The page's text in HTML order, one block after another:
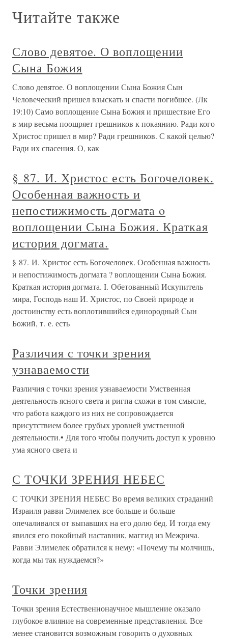
Читайте также
Слово девятое. О воплощении
Сына Божия
Слово девятое. О воплощении Сына Божия Сын
Человеческий пришел взыскать и спасти погибшее. (Лк
19:10) Само воплощение Сына Божия и пришествие Его
в мир весьма поощряет грешников к покаянию. Ради кого
Христос пришел в мир? Ради грешников. С какой целью?
Ради их спасения. О, как
§ 87. И. Христос есть Богочеловек.
Особенная важность и
непостижимость догмата ο
воплощении Сына Божия. Краткая
история догмата.
§ 87. И. Христос есть Богочеловек. Особенная важность
и непостижимость догмата ? воплощении Сына Божия.
Краткая история догмата. I. Обетованный Искупитель
мира, Господь наш И. Христос, по Своей природе и
достоинству есть воплотившийся единородный Сын
Божий, т. е. есть
Различия с точки зрения
узнаваемости
Различия с точки зрения узнаваемости Умственная
деятельность ясного света и ригпа схожи в том смысле,
что работа каждого из них не сопровождается
присутствием более грубых уровней умственной
деятельности.• Для того чтобы получить доступ к уровню
ума ясного света и
С ТОЧКИ ЗРЕНИЯ НЕБЕС
С ТОЧКИ ЗРЕНИЯ НЕБЕС Во время великих страданий
Израиля равви Элимелек все больше и больше
опечаливался от выпавших на его долю бед. И тогда ему
явился его покойный наставник, маггид из Межрича.
Равви Элимелек обратился к нему: «Почему ты молчишь,
когда мы так нуждаемся?»
Точки зрения
Точки зрения Естественнонаучное мышление оказало
глубокое влияние на современные представления. Все
менее становится возможным говорить о духовных